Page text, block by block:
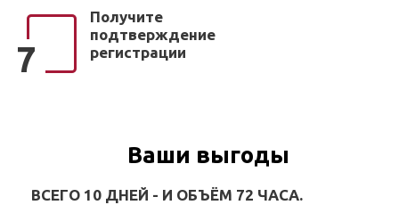
7
Получите
подтверждение
регистрации
Ваши выгоды
ВСЕГО 10 ДНЕЙ - И ОБЪЁМ 72 ЧАСА.